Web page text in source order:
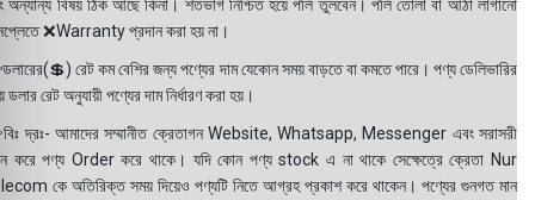
অন্যান্য বিষয় ঠিক আছে কিনা। শতভাগ নিশ্চিত হয়ে পলি তুলবেন। পলি তোলা বা আঠা লাগানো
❌Warranty প্রদান করা হয় না।
রেট কম বেশির জন্য পণ্যের দাম যেকোন সময় বাড়তে বা কমতে পারে। পণ্য ডেলিভারির
ডলার রেট অনুযায়ী পণ্যের দাম নির্ধারণ করা হয়।
দ্রঃ- আমাদের সম্মানীত ক্রেতাগন Website, Whatsapp, Messenger এবং সরাসরী
করে পণ্য Order করে থাকে। যদি কোন পণ্য stock এ না থাকে সেক্ষেত্রে ক্রেতা Nur
কে অতিরিক্ত সময় দিয়েও পণ্যটি নিতে আগ্রহ প্রকাশ করে থাকেন। পণ্যের গুনগত মান